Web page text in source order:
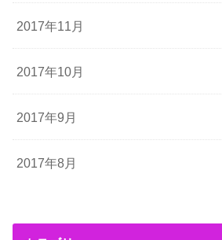
2017年11月
2017年10月
2017年9月
2017年8月